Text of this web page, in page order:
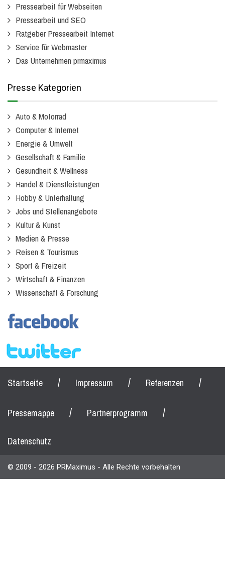
Pressearbeit für Webseiten
Pressearbeit und SEO
Ratgeber Pressearbeit Internet
Service für Webmaster
Das Unternehmen prmaximus
Presse Kategorien
Auto & Motorrad
Computer & Internet
Energie & Umwelt
Gesellschaft & Familie
Gesundheit & Wellness
Handel & Dienstleistungen
Hobby & Unterhaltung
Jobs und Stellenangebote
Kultur & Kunst
Medien & Presse
Reisen & Tourismus
Sport & Freizeit
Wirtschaft & Finanzen
Wissenschaft & Forschung
Startseite / Impressum / Referenzen /
Pressemappe / Partnerprogramm /
Datenschutz
© 2009 - 2026 PRMaximus - Alle Rechte vorbehalten